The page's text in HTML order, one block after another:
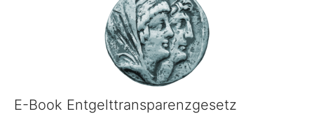
E-Book Entgelttransparenzgesetz